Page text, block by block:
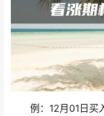
例：12月01日买